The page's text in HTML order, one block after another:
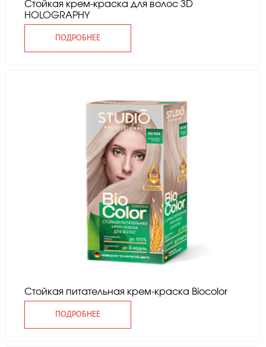
Стойкая крем-краска для волос 3D
HOLOGRAPHY
ПОДРОБНЕЕ
Стойкая питательная крем-краска Вiocolor
ПОДРОБНЕЕ